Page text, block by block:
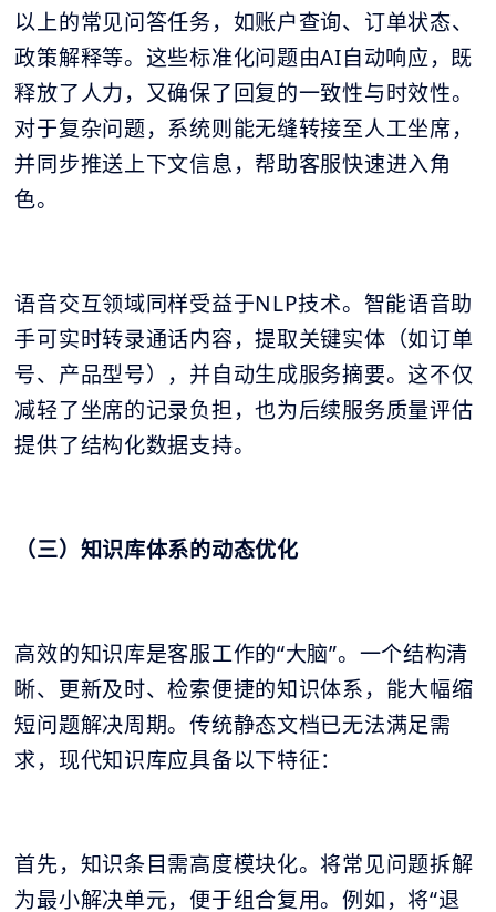
以上的常见问答任务，如账户查询、订单状态、
政策解释等。这些标准化问题由AI自动响应，既
释放了人力，又确保了回复的一致性与时效性。
对于复杂问题，系统则能无缝转接至人工坐席，
并同步推送上下文信息，帮助客服快速进入角
色。
语音交互领域同样受益于NLP技术。智能语音助
手可实时转录通话内容，提取关键实体（如订单
号、产品型号），并自动生成服务摘要。这不仅
减轻了坐席的记录负担，也为后续服务质量评估
提供了结构化数据支持。
（三）知识库体系的动态优化
高效的知识库是客服工作的“大脑”。一个结构清
晰、更新及时、检索便捷的知识体系，能大幅缩
短问题解决周期。传统静态文档已无法满足需
求，现代知识库应具备以下特征：
首先，知识条目需高度模块化。将常见问题拆解
为最小解决单元，便于组合复用。例如，将“退